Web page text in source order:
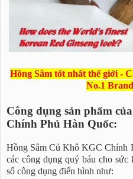
Hồng Sâm tốt nhất thế giới -
No.1
Công dụng sản phẩm
Chính Phủ Hàn Quốc:
Hồng Sâm Củ Khô KGC Chính
các công dụng quý báu cho
số công dụng điển hình như: